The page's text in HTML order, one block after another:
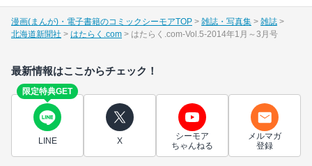
漫画(まんが)・電子書籍のコミックシーモアTOP 雑誌・写真集
雑誌
北海道新聞社
はたらく.com はたらく.com-Vol.5-2014年1月～3月号
最新情報はここからチェック！
限定特典GET
LINE X
シーモア
ちゃんねる
メルマガ
登録